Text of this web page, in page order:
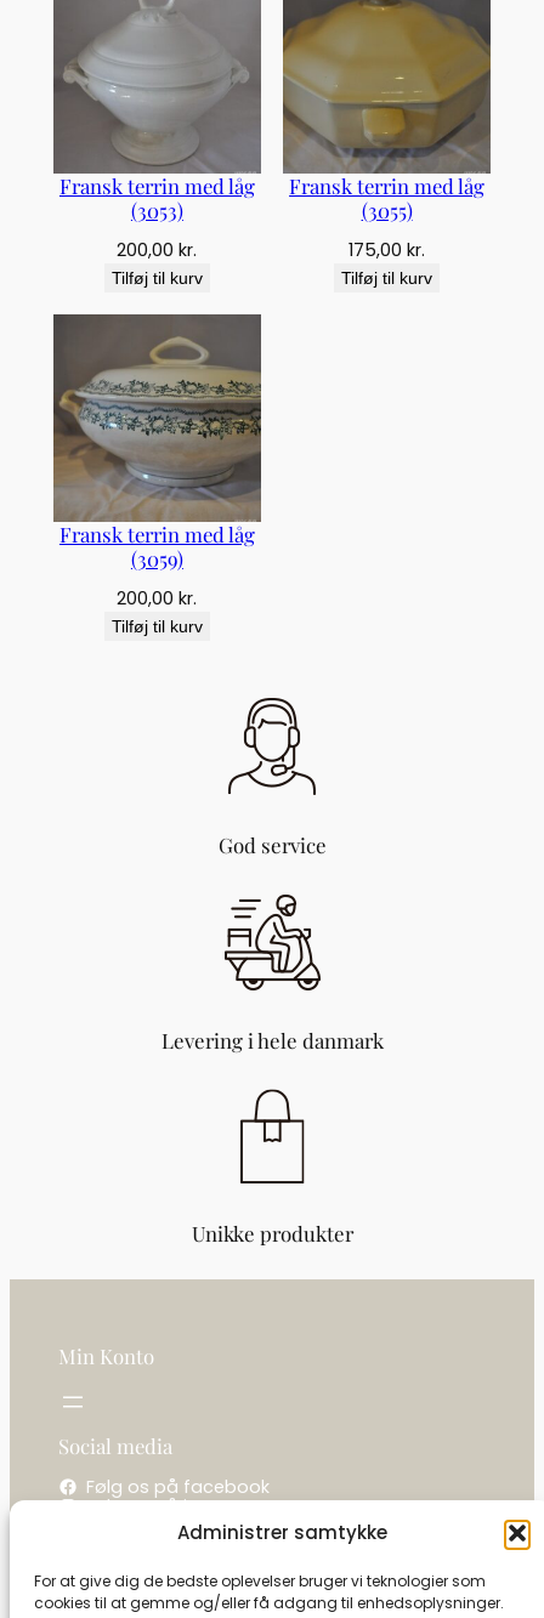
Administrer samtykke
For at give dig de bedste oplevelser bruger vi teknologier som
cookies til at gemme og/eller få adgang til enhedsoplysninger.
)
a
l
Fransk terrin med låg
(3053)
200,00kr.
Tilføj til kurv
Fransk terrin med låg
(3055)
175,00kr.
Tilføj til kurv
Fransk terrin med låg
(3059)
200,00kr.
Tilføj til kurv
God service
Levering i hele danmark
Unikke produkter
Min Konto
Social media
Følg os på facebook
Følg os på instagram
La camelot / Kastel Vine